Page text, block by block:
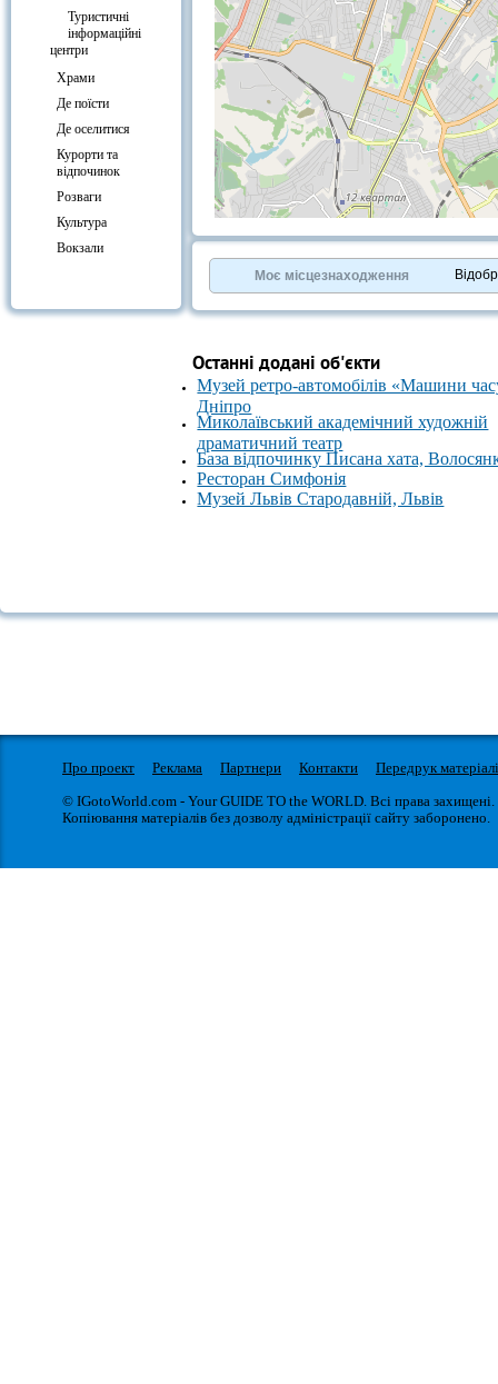
Туристичні
інформаційні
центри
Храми
Де поїсти
Де оселитися
Курорти та
відпочинок
Розваги
Культура
Вокзали
OpenStreetMapcontributors.
»
Моє місцезнаходження
Останні додані об'єкти
Музей ретро-автомобілів «Машини
Дніпро
Миколаївський академічний художній
драматичний театр
База відпочинку Писана хата,
Ресторан Симфонія
Музей Львів Стародавній, Львів
Про проект Реклама Партнери Контакти
Передрук
© IGotoWorld.com - Your GUIDE TO the WORLD. Всі права захищені.
Копіювання матеріалів без дозволу адміністрації сайту заборонено.